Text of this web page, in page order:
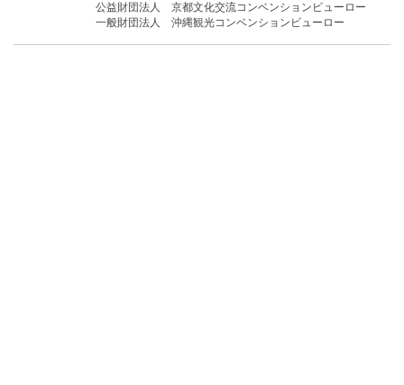
公益財団法人 京都文化交流コンベンションビューロー
一般財団法人 沖縄観光コンベンションビューロー